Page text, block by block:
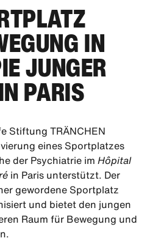
IN
JUNGER
PARIS
Stiftung TRÄNCHEN
eines Sportplatzes
der Psychiatrie im Hôpital
in Paris unterstützt. Der
gewordene Sportplatz
und bietet den jungen
Raum für Bewegung und